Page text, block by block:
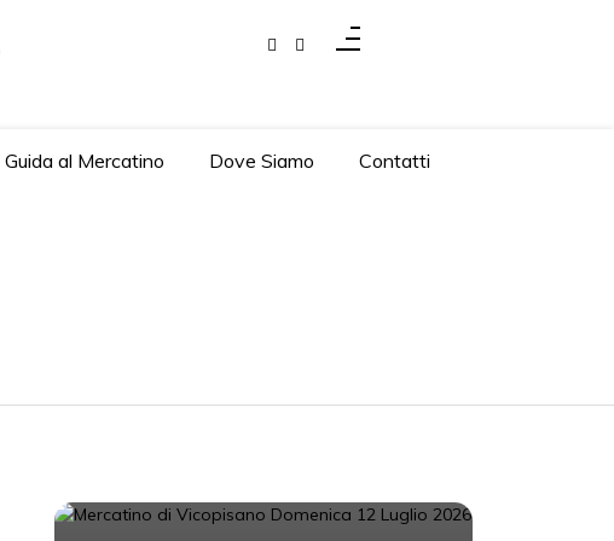
Guida al Mercatino Dove Siamo Contatti